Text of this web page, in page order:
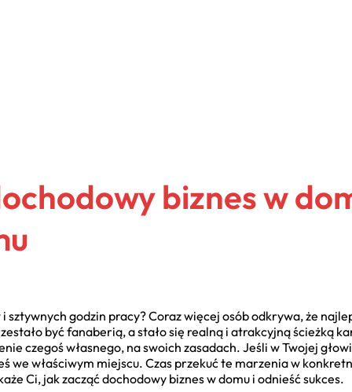
biznes w
sztywnych godzin pracy? Coraz więcej osób odkrywa, że
być fanaberią, a stało się realną i atrakcyjną ścieżką
czegoś własnego, na swoich zasadach. Jeśli w Twojej
we właściwym miejscu. Czas przekuć te marzenia w
Ci, jak zacząć dochodowy biznes w domu i odnieść sukces.